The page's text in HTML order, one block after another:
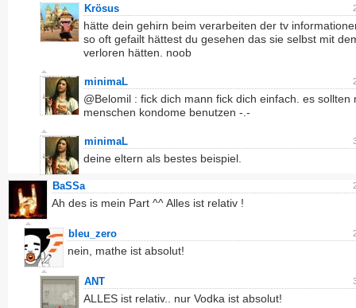
Krösus
hätte dein gehirn beim verarbeiten der tv
so oft gefailt hättest du gesehen das sie selbst mit
verloren hätten. noob
minimaL
@Belomil : fick dich mann fick dich einfach. es sollten
menschen kondome benutzen -.-
minimaL
deine eltern als bestes beispiel.
BaSSa
Ah des is mein Part ^^ Alles ist relativ !
bleu_zero
nein, mathe ist absolut!
ANT
ALLES ist relativ.. nur Vodka ist absolut!